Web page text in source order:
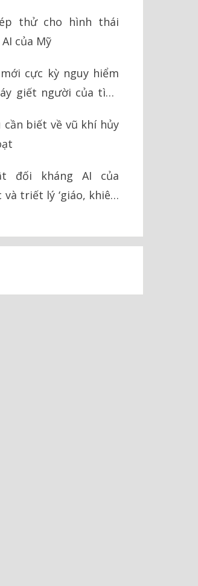
thử cho hình thái
của Mỹ
cực kỳ nguy hiểm
giết người của tình
cần biết về vũ khí hủy
đối kháng AI của
triết lý ‘giáo, khiên’